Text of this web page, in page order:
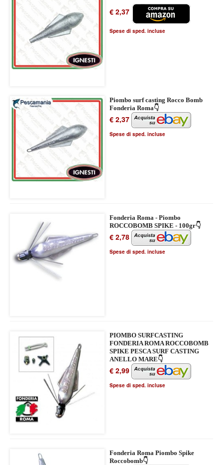
€ 2,37
Spese di sped. incluse
Piombo surf casting Rocco Bomb
Fonderia Roma👇
€ 2,37
Spese di sped. incluse
Fonderia Roma - Piombo
ROCCOBOMB SPIKE - 100gr👇
€ 2,78
Spese di sped. incluse
PIOMBO SURFCASTING
FONDERIA ROMA ROCCOBOMB
SPIKE PESCA SURF CASTING
ANELLO MARE👇
€ 2,99
Spese di sped. incluse
Fonderia Roma Piombo Spike
Roccobomb👇